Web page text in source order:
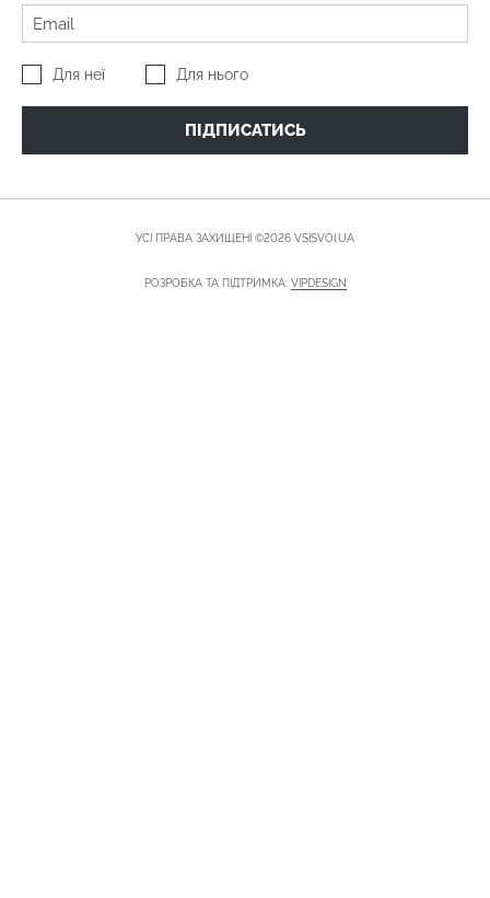
Для неї Для нього
ПІДПИСАТИСЬ
УСІ ПРАВА ЗАХИЩЕНІ ©2026 VSISVOI.UA
РОЗРОБКА ТА ПІДТРИМКА: VIPDESIGN